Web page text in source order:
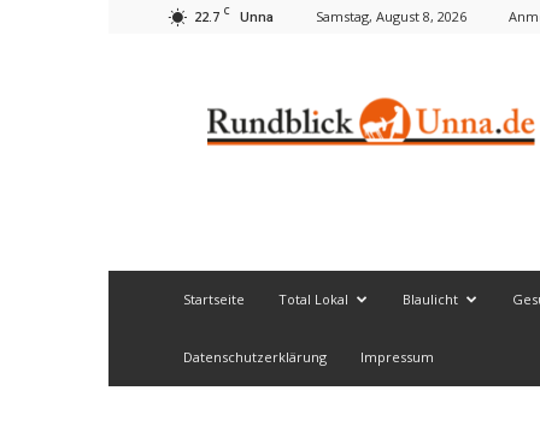
22.7 C Unna Samstag, August 8, 2026
Startseite Total Lokal Blaulicht
Datenschutzerklärung Impressum